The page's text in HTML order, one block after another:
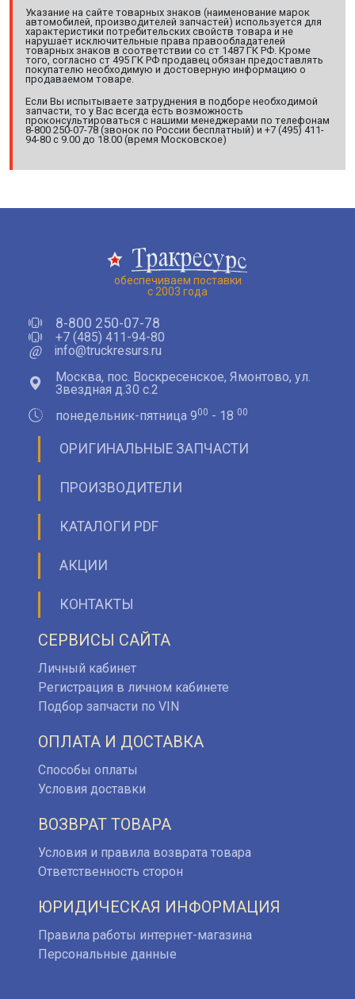
Указание на сайте товарных знаков (наименование марок
автомобилей, производителей запчастей) используется для
характеристики потребительских свойств товара и не
нарушает исключительные права правообладателей
товарных знаков в соответствии со ст 1487 ГК РФ. Кроме
того, согласно ст 495 ГК РФ продавец обязан предоставлять
покупателю необходимую и достоверную информацию о
продаваемом товаре.
Если Вы испытываете затруднения в подборе необходимой
запчасти, то у Вас всегда есть возможность
проконсультироваться с нашими менеджерами по телефонам
8-800 250-07-78 (звонок по России бесплатный) и +7 (495) 411-
94-80 с 9.00 до 18.00 (время Московское)
обеспечиваем поставки
с 2003 года
8-800 250-07-78
+7 (485) 411-94-80
@
info@truckresurs.ru
Москва, пос. Воскресенское, Ямонтово, ул.
Звездная д.30 с.2
понедельник-пятница 900 - 18 00
ОРИГИНАЛЬНЫЕ ЗАПЧАСТИ
ПРОИЗВОДИТЕЛИ
КАТАЛОГИ PDF
АКЦИИ
КОНТАКТЫ
СЕРВИСЫ САЙТА
Личный кабинет
Регистрация в личном кабинете
Подбор запчасти по VIN
ОПЛАТА И ДОСТАВКА
Способы оплаты
Условия доставки
ВОЗВРАТ ТОВАРА
Условия и правила возврата товара
Ответственность сторон
ЮРИДИЧЕСКАЯ ИНФОРМАЦИЯ
Правила работы интернет-магазина
Персональные данные